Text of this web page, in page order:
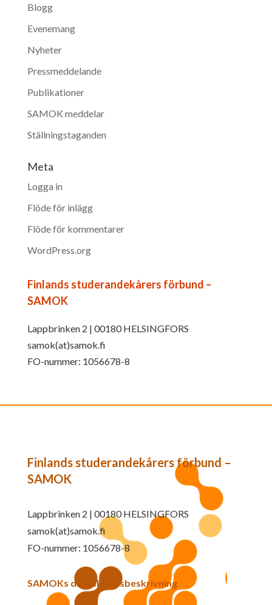
Blogg
Evenemang
Nyheter
Pressmeddelande
Publikationer
SAMOK meddelar
Ställningstaganden
Meta
Logga in
Flöde för inlägg
Flöde för kommentarer
WordPress.org
Finlands studerandekårers förbund –
SAMOK
Lappbrinken 2 | 00180 HELSINGFORS
samok(at)samok.fi
FO-nummer: 1056678-8
Finlands studerandekårers förbund –
SAMOK
Lappbrinken 2 | 00180 HELSINGFORS
samok(at)samok.fi
FO-nummer: 1056678-8
SAMOKs dataskyddsbeskrivning